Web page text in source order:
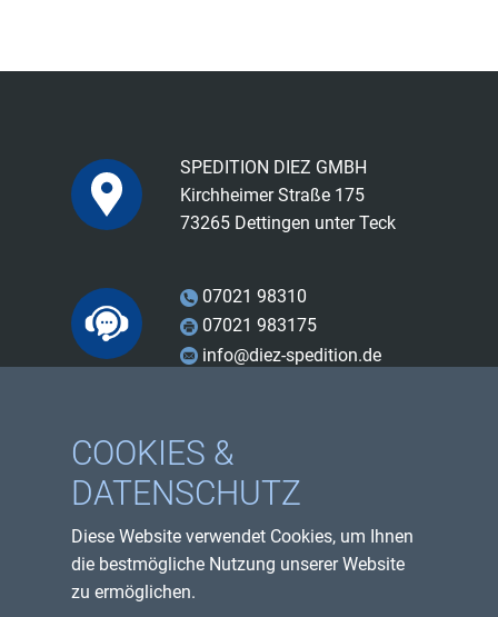
SPEDITION DIEZ GMBH
Kirchheimer Straße 175
73265 Dettingen unter Teck
07021 98310
07021 983175
info@diez-spedition.de
Instagram
Youtube
Impressum
Datenschutzerklärung
COOKIES &
DATENSCHUTZ
Diese Website verwendet Cookies, um Ihnen
die bestmögliche Nutzung unserer Website
zu ermöglichen.